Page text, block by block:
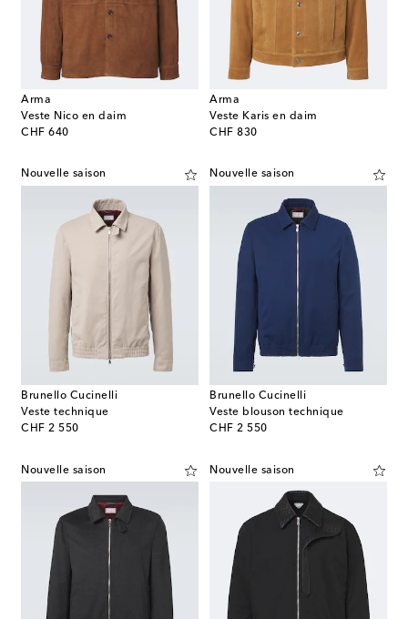
Arma
Veste Nico en daim
CHF 640
original price
Arma
Veste Karis en daim
CHF 830
original price
Nouvelle saison
Brunello Cucinelli
Veste technique
CHF 2 550
original price
Nouvelle saison
Brunello Cucinelli
Veste blouson technique
CHF 2 550
original price
Nouvelle saison Nouvelle saison